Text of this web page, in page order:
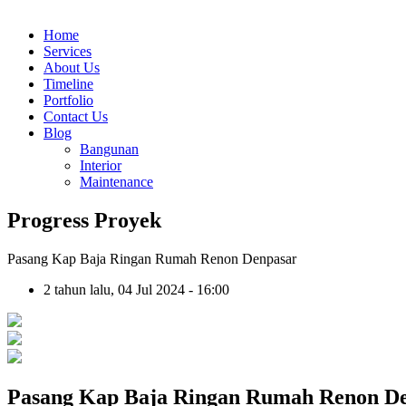
Home
Services
About Us
Timeline
Portfolio
Contact Us
Blog
Bangunan
Interior
Maintenance
Progress Proyek
Pasang Kap Baja Ringan Rumah Renon Denpasar
2 tahun lalu, 04 Jul 2024 - 16:00
Pasang Kap Baja Ringan Rumah Renon